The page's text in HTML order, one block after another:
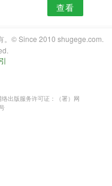
查看
。© Since 2010 shugege.com.
络出版服务许可证：（署）网